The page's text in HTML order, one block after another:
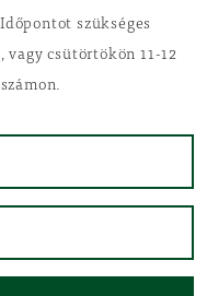
szükséges
csütörtökön 11-12